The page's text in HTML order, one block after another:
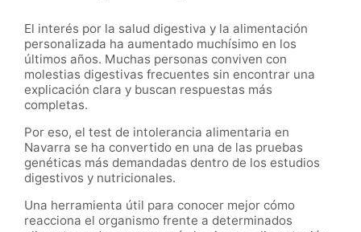
El interés por la salud digestiva y la alimentación
personalizada ha aumentado muchísimo en los
últimos años. Muchas personas conviven con
molestias digestivas frecuentes sin encontrar una
explicación clara y buscan respuestas más
completas.
Por eso, el test de intolerancia alimentaria en
Navarra se ha convertido en una de las pruebas
genéticas más demandadas dentro de los estudios
digestivos y nutricionales.
Una herramienta útil para conocer mejor cómo
reacciona el organismo frente a determinados